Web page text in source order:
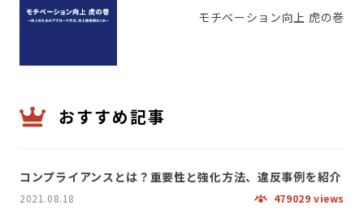
モチベーション向上 虎の巻
おすすめ記事
コンプライアンスとは？重要性と強化方法、違反事例を紹介
2021.08.18 479029 views